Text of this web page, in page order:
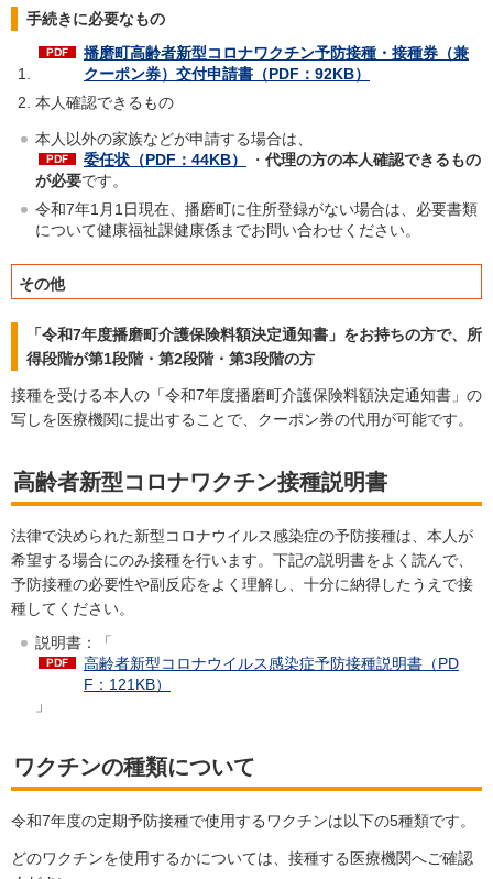
手続きに必要なもの
播磨町高齢者新型コロナワクチン予防接種・接種券（兼
クーポン券）交付申請書（PDF：92KB）
本人確認できるもの
本人以外の家族などが申請する場合は、
委任状（PDF：44KB）
・ 代理の方の本人確認できるもの
が必要です。
令和7年1月1日現在、播磨町に住所登録がない場合は、必要書類
について健康福祉課健康係までお問い合わせください。
その他
「令和7年度播磨町介護保険料額決定通知書」をお持ちの方で、所
得段階が第1段階・第2段階・第3段階の方
接種を受ける本人の「令和7年度播磨町介護保険料額決定通知書」の
写しを医療機関に提出することで、クーポン券の代用が可能です。
高齢者新型コロナワクチン接種説明書
法律で決められた新型コロナウイルス感染症の予防接種は、本人が
希望する場合にのみ接種を行います。下記の説明書をよく読んで、
予防接種の必要性や副反応をよく理解し、十分に納得したうえで接
種してください。
説明書：「
高齢者新型コロナウイルス感染症予防接種説明書（PD
F：121KB）
」
ワクチンの種類について
令和7年度の定期予防接種で使用するワクチンは以下の5種類です。
どのワクチンを使用するかについては、接種する医療機関へご確認